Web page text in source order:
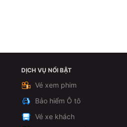
Xem chi tiếtDỊCH VỤ NỔI BẬT
Vé xem phim
Bảo hiểm Ô tô
Vé xe khách